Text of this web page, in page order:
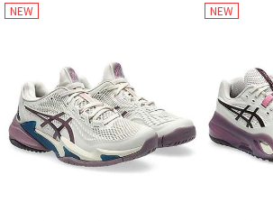
NEW NEW